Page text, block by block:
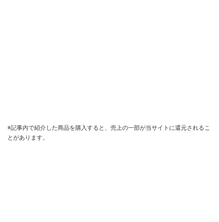
※記事内で紹介した商品を購入すると、売上の一部が当サイトに還元されるこ
とがあります。